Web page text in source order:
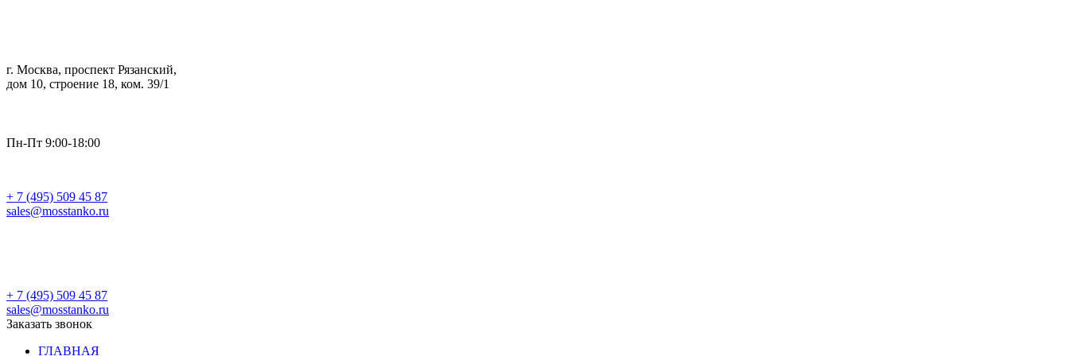
г. Москва, проспект Рязанский,
дом 10, строение 18, ком. 39/1
Пн-Пт 9:00-18:00
+ 7 (495) 509 45 87
sales@mosstanko.ru
+ 7 (495) 509 45 87
sales@mosstanko.ru
Заказать звонок
ГЛАВНАЯ